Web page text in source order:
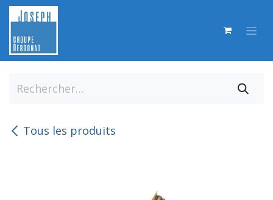
Se rendre au contenu
Tous les produits